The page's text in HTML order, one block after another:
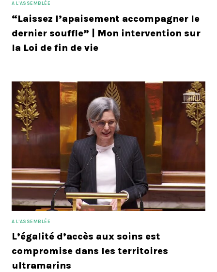
A L'ASSEMBLÉE
“Laissez l’apaisement accompagner le
dernier souffle” | Mon intervention sur
la Loi de fin de vie
A L'ASSEMBLÉE
L’égalité d’accès aux soins est
compromise dans les territoires
ultramarins